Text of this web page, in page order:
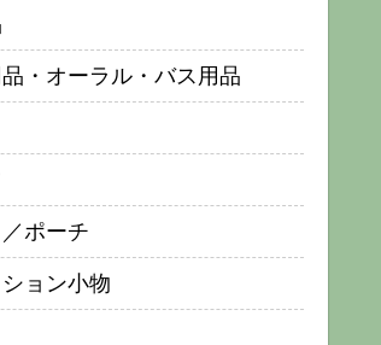
・オーラル・バス用品
ポーチ
ョン小物